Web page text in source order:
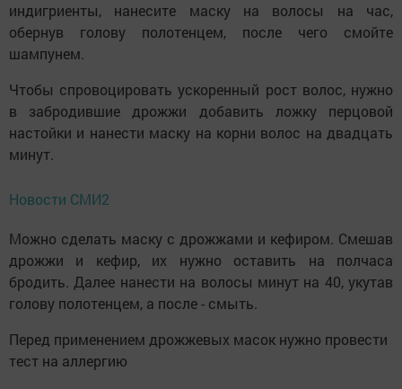
индигриенты, нанесите маску на волосы на час,
обернув голову полотенцем, после чего смойте
шампунем.
Чтобы спровоцировать ускоренный рост волос, нужно
в забродившие дрожжи добавить ложку перцовой
настойки и нанести маску на корни волос на двадцать
минут.
Новости СМИ2
Можно сделать маску с дрожжами и кефиром. Смешав
дрожжи и кефир, их нужно оставить на полчаса
бродить. Далее нанести на волосы минут на 40, укутав
голову полотенцем, а после - смыть.
Перед применением дрожжевых масок нужно провести
тест на аллергию